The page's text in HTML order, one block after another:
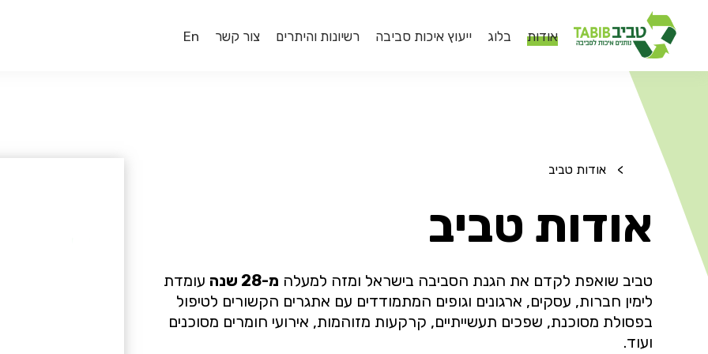
אודות בלוג ייעוץ איכות סביבה רשיונות והיתרים צור קשר En
> אודות טביב
אודות טביב
טביב שואפת לקדם את הגנת הסביבה בישראל ומזה למעלה מ-28 שנה
עומדת
לימין חברות, עסקים, ארגונים וגופים המתמודדים עם אתגרים הקשורים לטיפול
בפסולת מסוכנת, שפכים תעשייתיים, קרקעות מזוהמות, אירועי חומרים מסוכנים
ועוד.